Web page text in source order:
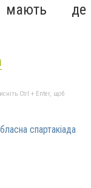
мають де
Ctrl + Enter, щоб
спартакіада